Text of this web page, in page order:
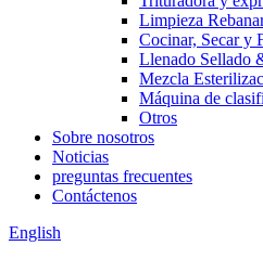
Limpieza
Cocinar, Secar y
Llenado Sellado
Mezcla
Máquina de
Otros
Sobre nosotros
Noticias
preguntas frecuentes
Contáctenos
English